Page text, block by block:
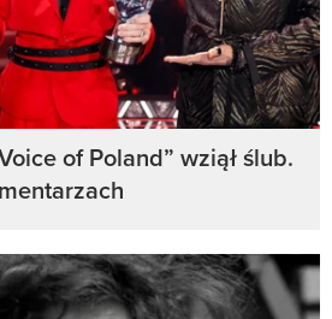
of Poland” wziął ślub.